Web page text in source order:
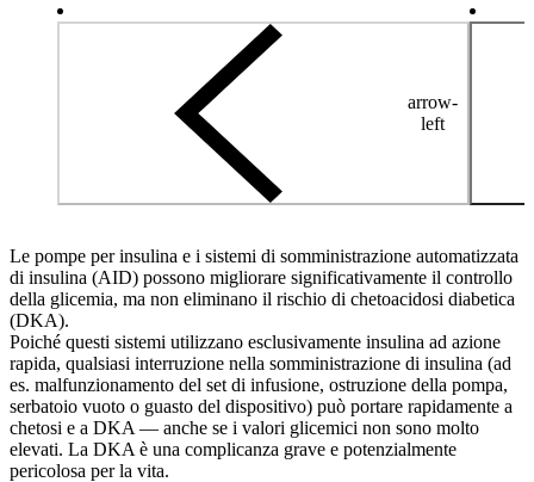
arrow-
left
Le pompe per insulina e i sistemi di somministrazione automatizzata
di insulina (AID) possono migliorare significativamente il controllo
della glicemia, ma non eliminano il rischio di chetoacidosi diabetica
(DKA).
Poiché questi sistemi utilizzano esclusivamente insulina ad azione
rapida, qualsiasi interruzione nella somministrazione di insulina (ad
es. malfunzionamento del set di infusione, ostruzione della pompa,
serbatoio vuoto o guasto del dispositivo) può portare rapidamente a
chetosi e a DKA — anche se i valori glicemici non sono molto
elevati. La DKA è una complicanza grave e potenzialmente
pericolosa per la vita.